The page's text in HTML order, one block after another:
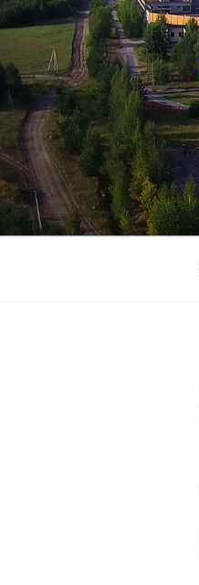
Перейти
к
содержимому